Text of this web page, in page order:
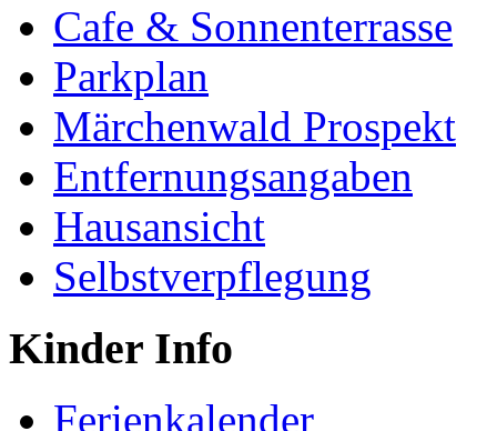
Cafe & Sonnenterrasse
Parkplan
Märchenwald Prospekt
Entfernungsangaben
Hausansicht
Selbstverpflegung
Kinder Info
Ferienkalender